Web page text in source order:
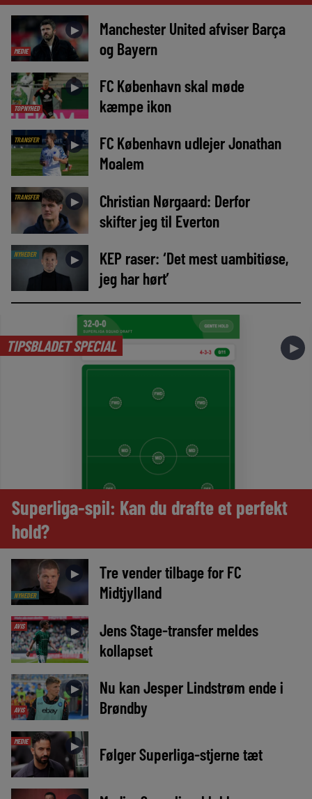
MEDIE
►
Manchester United afviser Barça
og Bayern
TOPNYHED
►
FC København skal møde
kæmpe ikon
TRANSFER ►
FC København udlejer Jonathan
Moalem
TRANSFER ►
Christian Nørgaard: Derfor
skifter jeg til Everton
NYHEDER ►
KEP raser: ‘Det mest uambitiøse,
jeg har hørt’
TIPSBLADET SPECIAL ►
Superliga-spil: Kan du drafte et perfekt
hold?
NYHEDER
►
Tre vender tilbage for FC
Midtjylland
AVIS ►
Jens Stage-transfer meldes
kollapset
AVIS
►
Nu kan Jesper Lindstrøm ende i
Brøndby
MEDIE ► Følger Superliga-stjerne tæt